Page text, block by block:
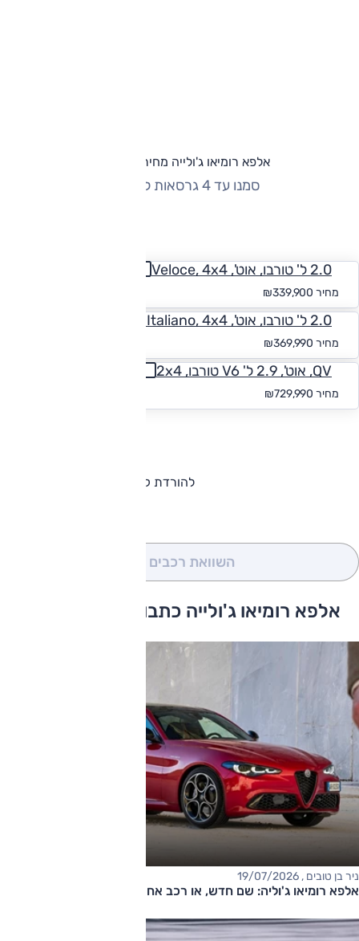
אלפא רומיאו ג'ולייה מחירון וגרסאות
סמנו עד 4 גרסאות להשוואה
2.0 ל' טורבו, אוט', Veloce, 4x4
מחיר
2.0 ל' טורבו, אוט', Tributo Italiano, 4x4
מחיר
QV, אוט', 2.9 ל' V6 טורבו, 2x4
מחיר
להורדת קטלוג אלפא רומיאו ג'ולייה
השוואת רכבים
אלפא רומיאו ג'ולייה כתבות ומבחני דרכים
ניר בן טובים , 19/07/2026
אלפא רומיאו ג'וליה: שם חדש, או רכב אחר?